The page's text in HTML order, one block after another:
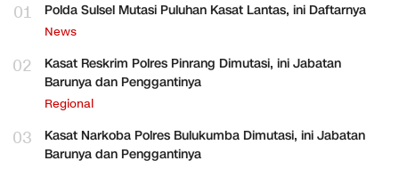
01 Polda Sulsel Mutasi Puluhan Kasat Lantas, ini Daftarnya
News
02
Kasat Reskrim Polres Pinrang Dimutasi, ini Jabatan
Barunya dan Penggantinya
Regional
03
Kasat Narkoba Polres Bulukumba Dimutasi, ini Jabatan
Barunya dan Penggantinya